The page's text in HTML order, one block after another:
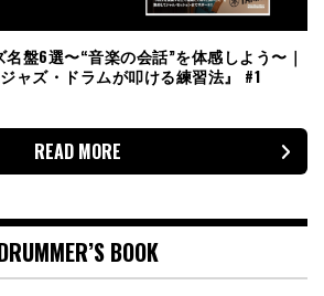
盤6選〜“音楽の会話”を体感しよう〜｜
ャズ・ドラムが叩ける練習法』 #1
READ MORE
BOOK